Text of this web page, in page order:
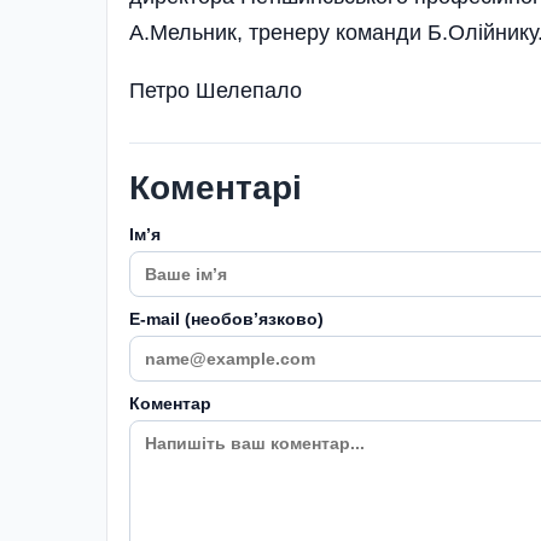
А.Мельник, тренеру команди
Петро Шелепало
Коментарі
Імʼя
E-mail (необовʼязково)
Коментар